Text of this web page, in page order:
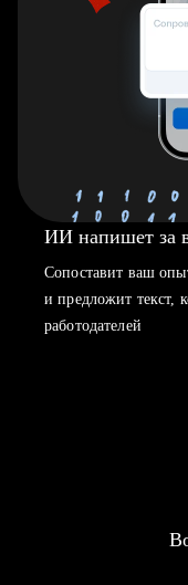
ИИ напишет за
Сопоставит ваш
и предложит текст,
работодателей